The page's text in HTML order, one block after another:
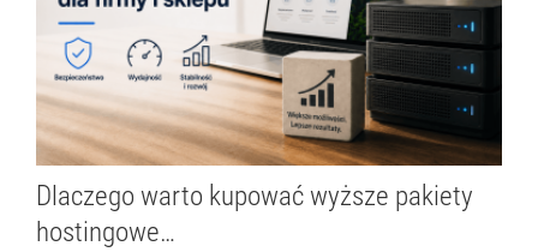
Dlaczego warto kupować wyższe pakiety
hostingowe…